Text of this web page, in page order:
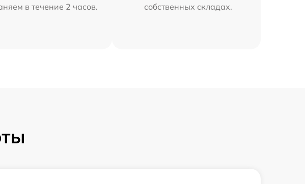
в течение 2 часов.
собственных складах.